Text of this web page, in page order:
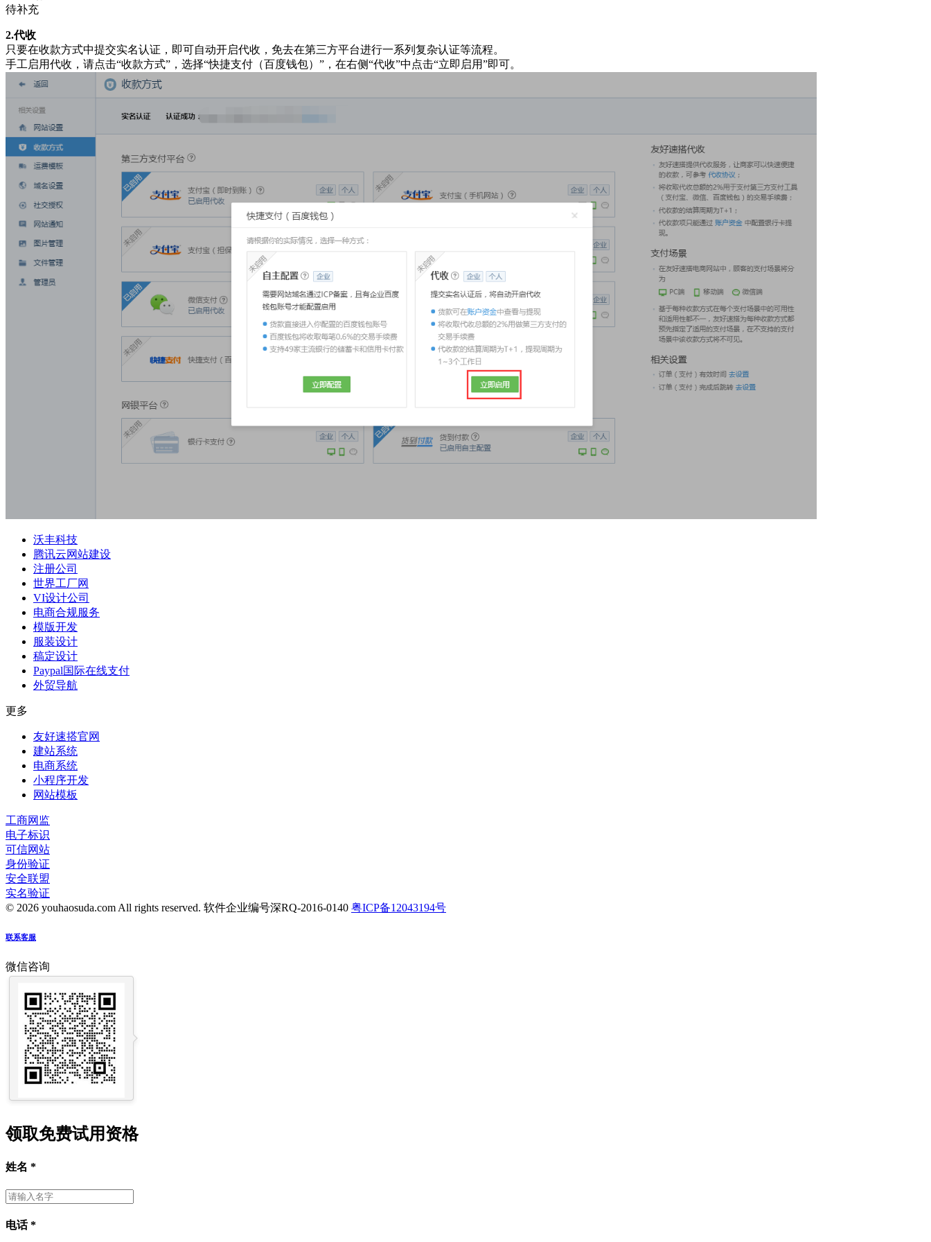
待补充
2.代收
只要在收款方式中提交实名认证，即可自动开启代收，免去在第三方平台进行一系列复杂认证等流程。
手工启用代收，请点击“收款方式”，选择“快捷支付（百度钱包）”，在右侧“代收”中点击“立即启用”即可。
沃丰科技
腾讯云网站建设
注册公司
世界工厂网
VI设计公司
电商合规服务
模版开发
服装设计
稿定设计
Paypal国际在线支付
外贸导航
更多
友好速搭官网
建站系统
电商系统
小程序开发
网站模板
工商网监
电子标识
可信网站
身份验证
安全联盟
实名验证
© 2026 youhaosuda.com All rights reserved. 软件企业编号深RQ-2016-0140 粤ICP备12043194号
联系客服
微信咨询
领取免费试用资格
姓名 *
电话*